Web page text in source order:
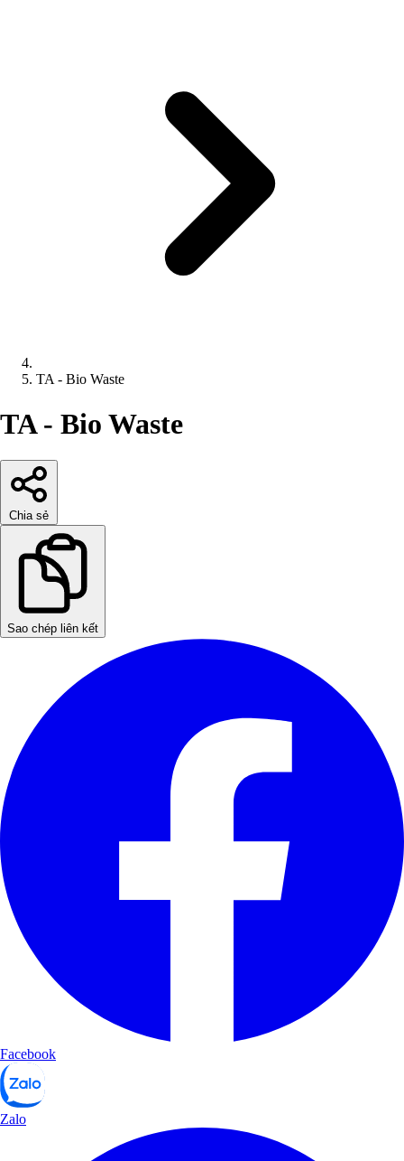
TA - Bio Waste
TA - Bio Waste
Chia sẻ
Sao chép liên kết
Facebook
Zalo